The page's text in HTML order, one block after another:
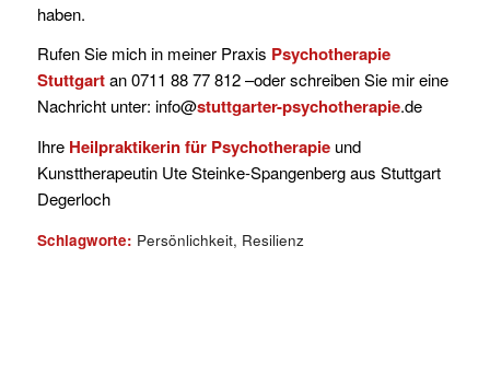
haben.
Rufen Sie mich in meiner Praxis Psychotherapie
Stuttgartan 0711 88 77 812 –oder schreiben Sie mir eine
Nachricht unter: info@stuttgarter-psychotherapie.de
Ihre Heilpraktikerin für Psychotherapieund
Kunsttherapeutin Ute Steinke-Spangenberg aus Stuttgart
Degerloch
Schlagworte: Persönlichkeit, Resilienz